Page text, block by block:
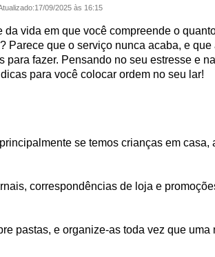
17/09/2025 às 16:15
vida em que você compreende o
Parece que o serviço nunca acaba, e que
para fazer. Pensando no seu estresse e na
para você colocar ordem no seu lar!
se temos crianças em casa,
correspondências de loja e
pastas, e organize-as toda vez que uma